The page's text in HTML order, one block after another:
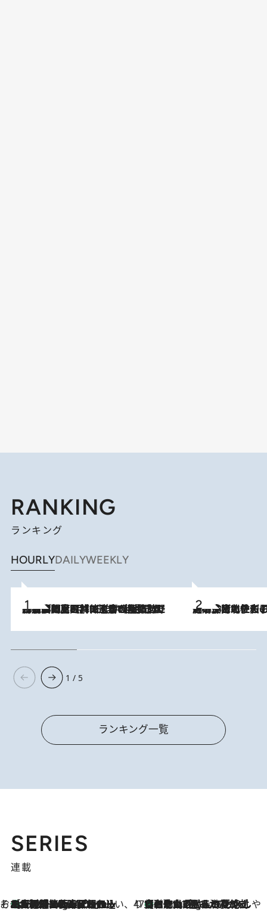
RANKING
ランキング
HOURLYDAILYWEEKLY
2026.8.8
「最後に見られてよかった」上野動物園の東園パンダ舎が解体前に特別公開。8月16日まで延長されたパネル展と共に辿る“半世紀”のパンダ飼育《解体工事の図面あり》 2026.8.3
《「文士の子ども被害者の会」発足！》阿川佐和子（72）が語る遠藤周作に北杜夫、劇作家・矢代静一の子どもたちの“文豪プライベート事件簿”
1 / 5
ランキング一覧
SERIES
連載
そおだよおこの関西おいしい、おやつ紀行1 Hour Ago
［大阪府箕面市］一皿一皿目の前で仕上げられる、料理を巧みに組み込んだアシェットデセールコース「ミチル アシェット デセール（Michiru assiette dessert）」 47都道府県の手みやげ ひんやりスイーツで夏を満喫
1 Hour Ago
【和歌山県】この夏絶対食べたい 冷やしておいしいおやつ3選 みかんがごろっと丸ごと入ったジュレ